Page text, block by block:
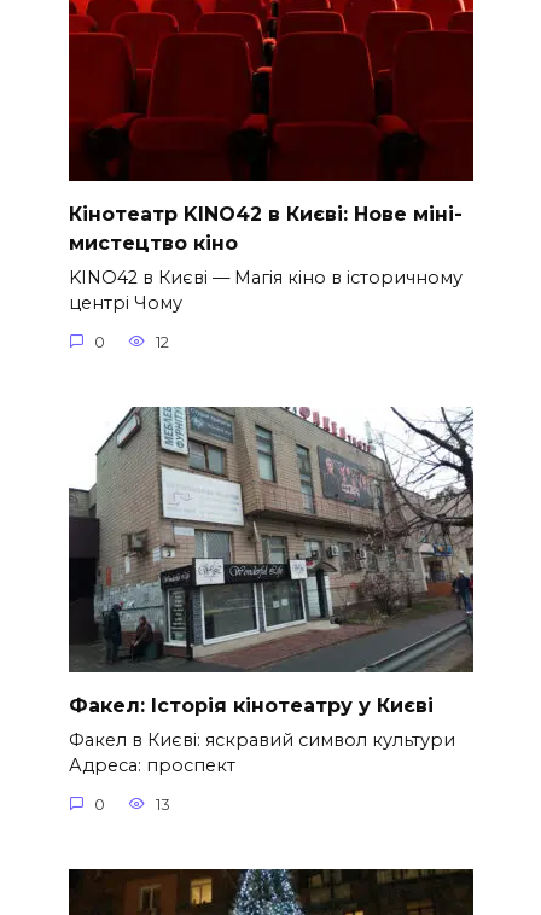
Кінотеатр KINO42 в Києві: Нове міні-
мистецтво кіно
KINO42 в Києві — Магія кіно в історичному
центрі Чому
0 12
Факел: Історія кінотеатру у Києві
Факел в Києві: яскравий символ культури
Адреса: проспект
0 13